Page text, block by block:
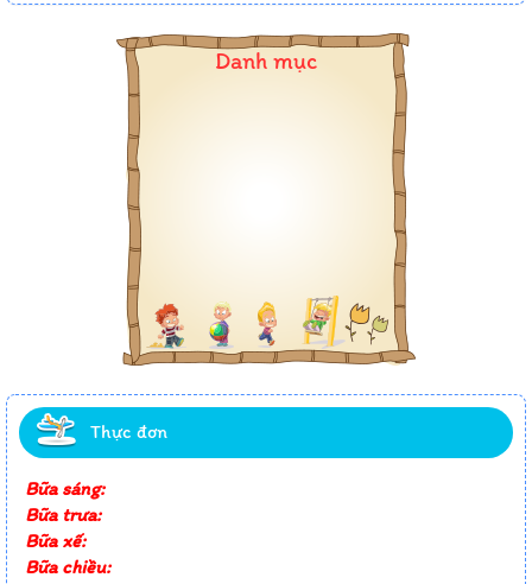
Danh mục
Thực đơn
Bữa sáng:
Bữa trưa:
Bữa xế:
Bữa chiều: